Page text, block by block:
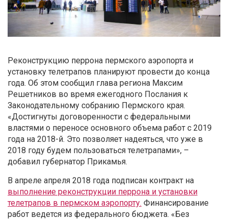
Реконструкцию перрона пермского аэропорта и
установку телетрапов планируют провести до конца
года. Об этом сообщил глава региона Максим
Решетников во время ежегодного Послания к
Законодательному собранию Пермского края.
«Достигнуты договоренности с федеральными
властями о переносе основного объема работ с 2019
года на 2018-й. Это позволяет надеяться, что уже в
2018 году будем пользоваться телетрапами», –
добавил губернатор Прикамья.
В апреле апреля 2018 года подписан контракт на
выполнение реконструкции перрона и установки
телетрапов в пермском аэропорту. Финансирование
работ ведется из федерального бюджета. «Без